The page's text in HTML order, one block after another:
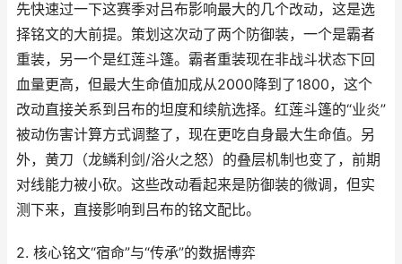
先快速过一下这赛季对吕布影响最大的几个改动，这是选
择铭文的大前提。策划这次动了两个防御装，一个是霸者
重装，另一个是红莲斗篷。霸者重装现在非战斗状态下回
血量更高，但最大生命值加成从2000降到了1800，这个
改动直接关系到吕布的坦度和续航选择。红莲斗篷的“业炎”
被动伤害计算方式调整了，现在更吃自身最大生命值。另
外，黄刀（龙鳞利剑/浴火之怒）的叠层机制也变了，前期
对线能力被小砍。这些改动看起来是防御装的微调，但实
测下来，直接影响到吕布的铭文配比。
2. 核心铭文“宿命”与“传承”的数据博弈